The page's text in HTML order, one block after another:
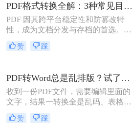
位置，而Word是流式排版，内容从上
到下流动、自动换行。
PDF格式转换全解：3种常见目标格式及对应操作方法！
PDF 因其跨平台稳定性和防篡改特
性，成为文档分发与存档的首选。但
当需要编辑内容、调整格式或提取文
本时，将其转换为可编辑的 Word 文
流转换途径。
赞 踩
PDF转Word总是乱排版？试了好几个办法，这几个真的能用！
收到一份PDF文件，需要编辑里面的
文字，结果一转换全是乱码、表格错
位、图片跑偏——这种糟心事估计不
少人都遇到过。其实pdf怎么转换成
赞 踩